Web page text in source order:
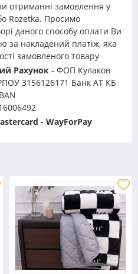
отриманні замовлення у
Rozetka. Просимо
даного способу оплати Ви
за накладений платіж, яка
замовленого товару
Рахунок - ФОП Кулаков
3156126171 Банк АТ КБ
- WayForPay